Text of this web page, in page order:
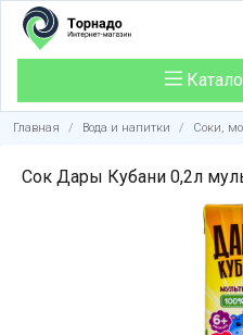
Главная / Вода и напитки / Соки,
Сок Дары Кубани 0,2л